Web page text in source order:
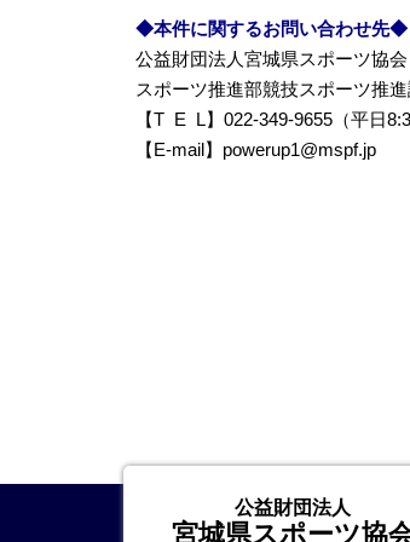
◆本件に関するお問い合わせ先◆
公益財団法人宮城県スポーツ協会
スポーツ推進部競技スポーツ推
【T E L】022-349-9655（平日
【E-mail】powerup1@mspf.jp
公益財団法人
宮城県スポーツ協